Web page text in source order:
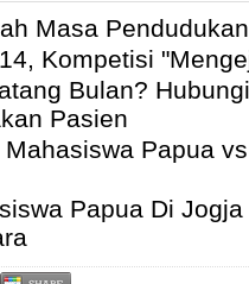
Masa
Kompetisi
Bulan?
Pasien
Papua
Papua Di